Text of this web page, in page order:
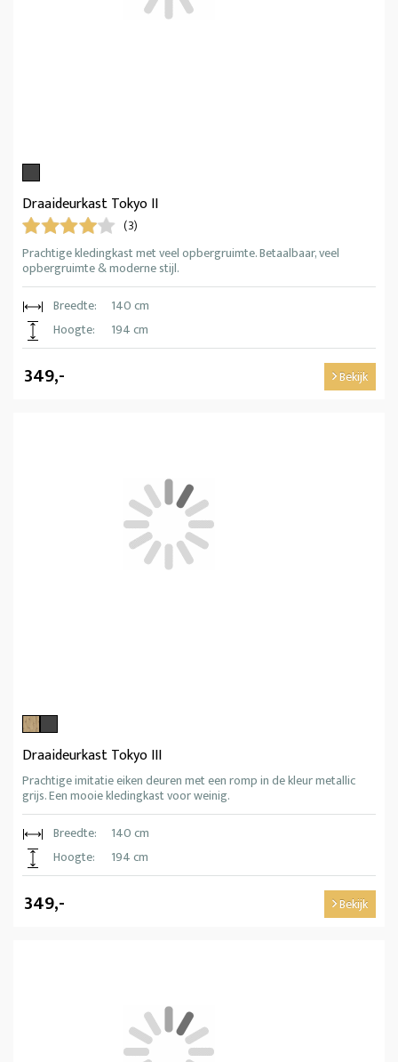
Draaideurkast Tokyo II
(3)
Prachtige kledingkast met veel opbergruimte. Betaalbaar, veel
opbergruimte & moderne stijl.
Breedte:
140 cm
Hoogte:
194 cm
349,- Bekijk
Draaideurkast Tokyo III
Prachtige imitatie eiken deuren met een romp in de kleur metallic
grijs. Een mooie kledingkast voor weinig.
Breedte:
140 cm
Hoogte:
194 cm
349,- Bekijk